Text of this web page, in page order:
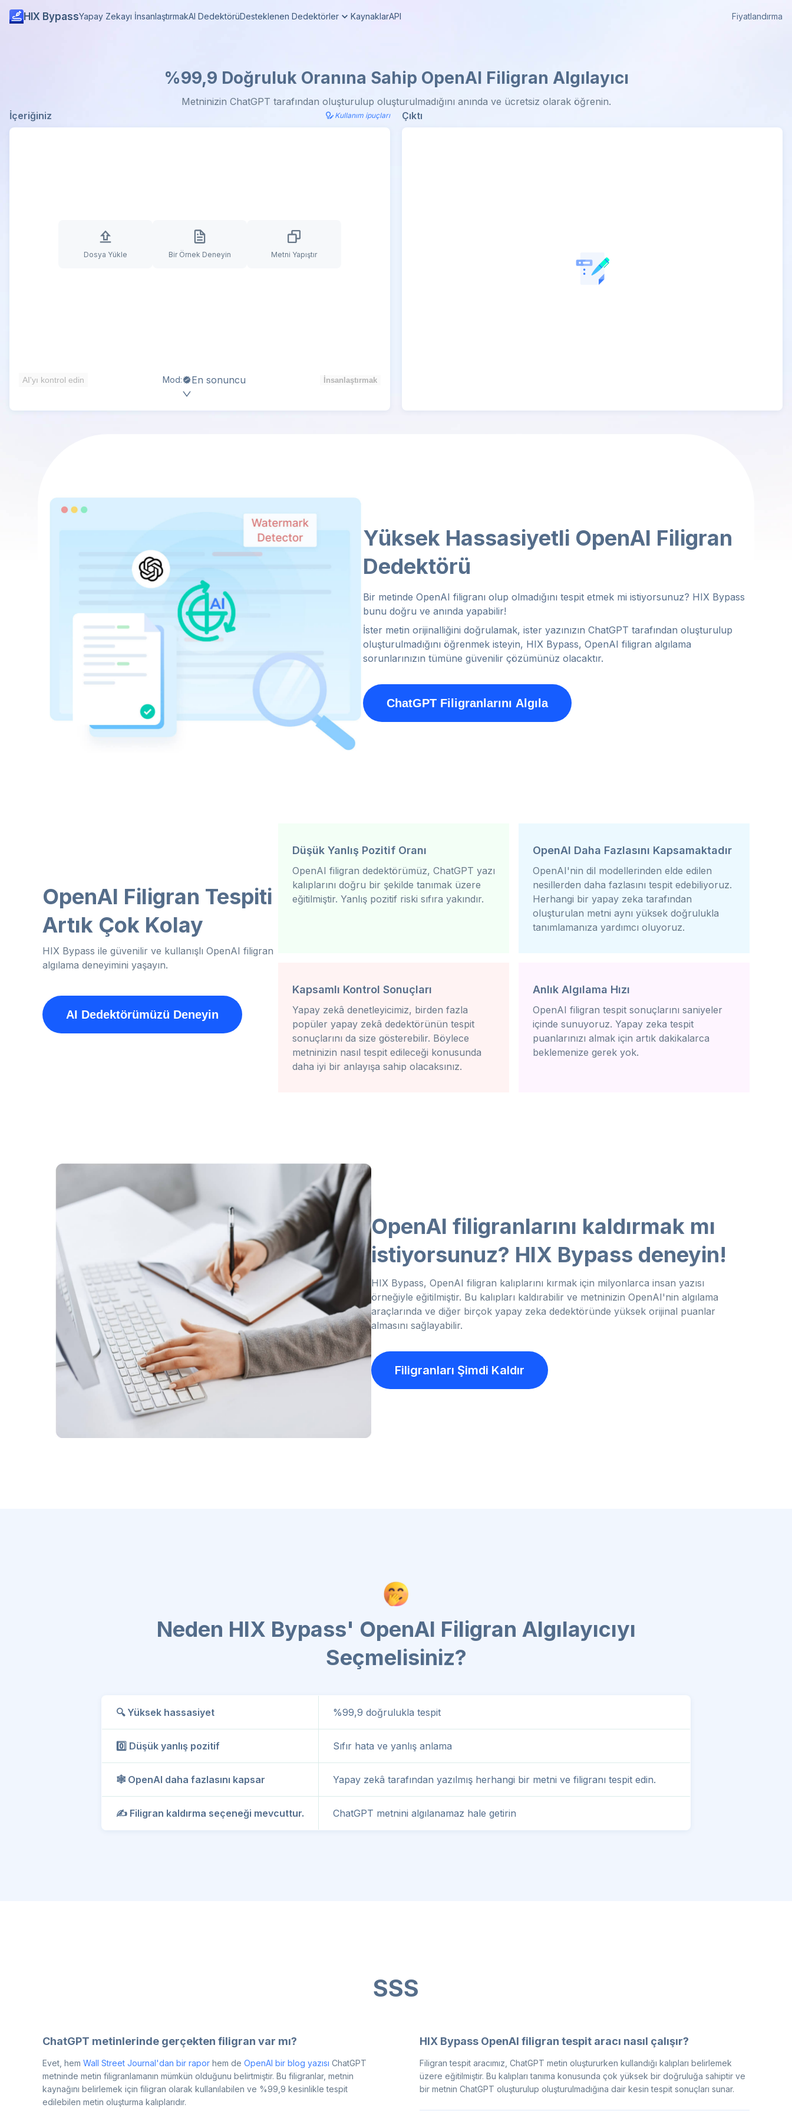
HIX BypassYapay Zekayı İnsanlaştırmakAI DedektörüDesteklenen Dedektörler KaynaklarAPI Fiyatlandırma
%99,9 Doğruluk Oranına Sahip OpenAI Filigran Algılayıcı
Metninizin ChatGPT tarafından oluşturulup oluşturulmadığını anında ve ücretsiz olarak öğrenin.
İçeriğiniz
Kullanım ipuçları
Dosya Yükle Bir Örnek Deneyin Metni Yapıştır
AI'yı kontrol edin Mod: En sonuncu İnsanlaştırmak
Çıktı
Yüksek Hassasiyetli OpenAI Filigran
Dedektörü
Bir metinde OpenAI filigranı olup olmadığını tespit etmek mi istiyorsunuz? HIX Bypass
bunu doğru ve anında yapabilir!
İster metin orijinalliğini doğrulamak, ister yazınızın ChatGPT tarafından oluşturulup
oluşturulmadığını öğrenmek isteyin, HIX Bypass, OpenAI filigran algılama
sorunlarınızın tümüne güvenilir çözümünüz olacaktır.
ChatGPT Filigranlarını Algıla
OpenAI Filigran Tespiti
Artık Çok Kolay
HIX Bypass ile güvenilir ve kullanışlı OpenAI filigran
algılama deneyimini yaşayın.
AI Dedektörümüzü Deneyin
Düşük Yanlış Pozitif Oranı
OpenAI filigran dedektörümüz, ChatGPT yazı
kalıplarını doğru bir şekilde tanımak üzere
eğitilmiştir. Yanlış pozitif riski sıfıra yakındır.
OpenAI Daha Fazlasını Kapsamaktadır
OpenAI'nin dil modellerinden elde edilen
nesillerden daha fazlasını tespit edebiliyoruz.
Herhangi bir yapay zeka tarafından
oluşturulan metni aynı yüksek doğrulukla
tanımlamanıza yardımcı oluyoruz.
Kapsamlı Kontrol Sonuçları
Yapay zekâ denetleyicimiz, birden fazla
popüler yapay zekâ dedektörünün tespit
sonuçlarını da size gösterebilir. Böylece
metninizin nasıl tespit edileceği konusunda
daha iyi bir anlayışa sahip olacaksınız.
Anlık Algılama Hızı
OpenAI filigran tespit sonuçlarını saniyeler
içinde sunuyoruz. Yapay zeka tespit
puanlarınızı almak için artık dakikalarca
beklemenize gerek yok.
OpenAI filigranlarını kaldırmak mı
istiyorsunuz? HIX Bypass deneyin!
HIX Bypass, OpenAI filigran kalıplarını kırmak için milyonlarca insan yazısı
örneğiyle eğitilmiştir. Bu kalıpları kaldırabilir ve metninizin OpenAI'nin algılama
araçlarında ve diğer birçok yapay zeka dedektöründe yüksek orijinal puanlar
almasını sağlayabilir.
Filigranları Şimdi Kaldır
Neden HIX Bypass' OpenAI Filigran Algılayıcıyı
Seçmelisiniz?
🔍 Yüksek hassasiyet %99,9 doğrulukla tespit
0️⃣ Düşük yanlış pozitif Sıfır hata ve yanlış anlama
🕸️ OpenAI daha fazlasını kapsar Yapay zekâ tarafından yazılmış herhangi bir metni ve filigranı tespit edin.
✍️ Filigran kaldırma seçeneği mevcuttur. ChatGPT metnini algılanamaz hale getirin
SSS
ChatGPT metinlerinde gerçekten filigran var mı?
Evet, hem Wall Street Journal'dan bir rapor hem de OpenAI bir blog yazısı ChatGPT
metninde metin filigranlamanın mümkün olduğunu belirtmiştir. Bu filigranlar, metnin
kaynağını belirlemek için filigran olarak kullanılabilen ve %99,9 kesinlikle tespit
edilebilen metin oluşturma kalıplarıdır.
HIX Bypass OpenAI filigran tespit aracı nasıl çalışır?
Filigran tespit aracımız, ChatGPT metin oluştururken kullandığı kalıpları belirlemek
üzere eğitilmiştir. Bu kalıpları tanıma konusunda çok yüksek bir doğruluğa sahiptir ve
bir metnin ChatGPT oluşturulup oluşturulmadığına dair kesin tespit sonuçları sunar.